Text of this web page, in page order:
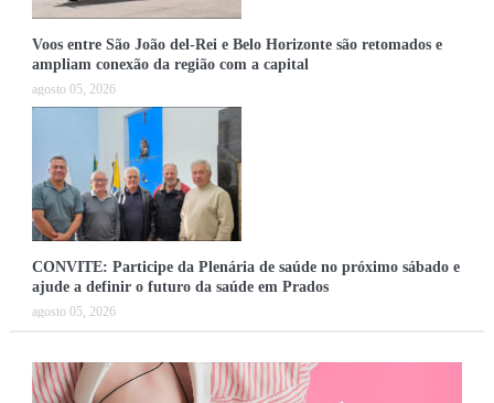
Voos entre São João del-Rei e Belo Horizonte são retomados e
ampliam conexão da região com a capital
agosto 05, 2026
CONVITE: Participe da Plenária de saúde no próximo sábado e
ajude a definir o futuro da saúde em Prados
agosto 05, 2026